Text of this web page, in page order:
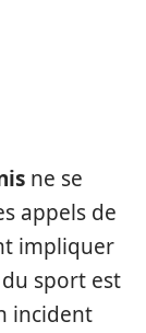
ne se
appels de
impliquer
sport est
incident